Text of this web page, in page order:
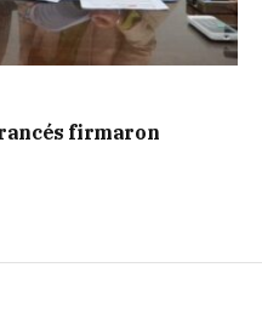
firmaron